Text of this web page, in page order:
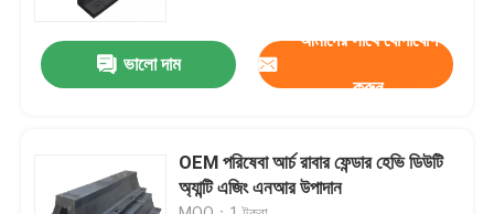
ডক রাবার ফেন্ডার
বায়ুসংক্রান্ত রাবার ফেন্ডার
ভালো দাম
আমাদের সাথে যোগাযোগ
করুন
OEM পরিষেবা আর্চ রাবার ফেন্ডার হেভি ডিউটি ​​
অ্যান্টি এজিং এনআর উপাদান